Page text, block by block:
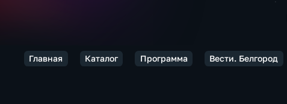
Главная Каталог Программа Вести. Белгород